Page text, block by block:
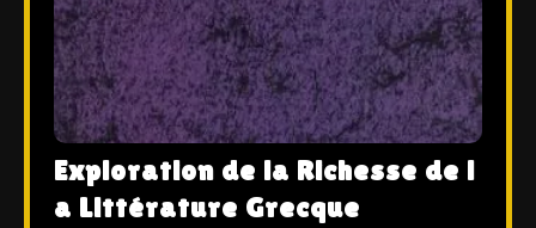
Exploration de la Richesse de l
a Littérature Grecque